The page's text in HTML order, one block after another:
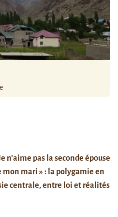
n’aime pas la seconde épouse
mon mari » : la polygamie en
centrale, entre loi et réalités